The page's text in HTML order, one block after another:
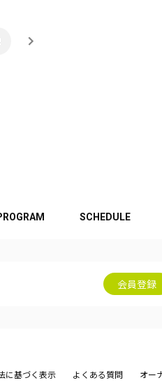
SCHEDULE
会員登録
に基づく表示 よくある質問 オー